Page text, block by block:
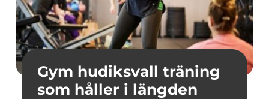
Gym hudiksvall träning
som håller i längden